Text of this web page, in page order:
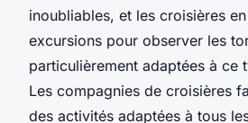
inoubliables, et les croisières
excursions pour observer les
particulièrement adaptées à ce
Les compagnies de croisières
des activités adaptées à tous